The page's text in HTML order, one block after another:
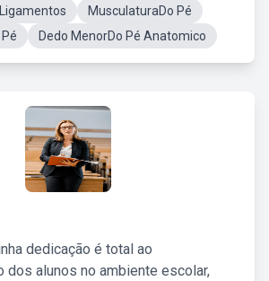
MusculaturaDo Pé
Dedo MenorDo Pé Anatomico
dedicação é total ao
dos alunos no ambiente escolar,